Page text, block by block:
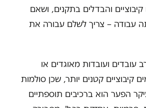
והבדלים בתקנים, ושאם
עבודה – צריך לשלם עבורה את
עובדים ועובדות מאוגדים או
קיבוציים קטנים יותר, שכן סולמות
הפער הוא ברכיבים תוספתיים